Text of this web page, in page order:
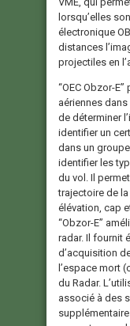
lorsqu’elles
électronique
distances
projectiles en
“OEC Obzor-
aériennes
de déterminer
identifier un
dans un
identifier les
du vol. Il
trajectoire de
élévation, cap
“Obzor-E”
radar. Il fournit
d’acquisition
l’espace mort
du Radar.
associé à des